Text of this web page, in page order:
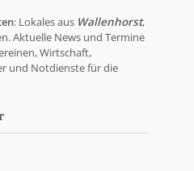
: Lokales aus Wallenhorst,
Aktuelle News und Termine
Wirtschaft,
und Notdienste für die